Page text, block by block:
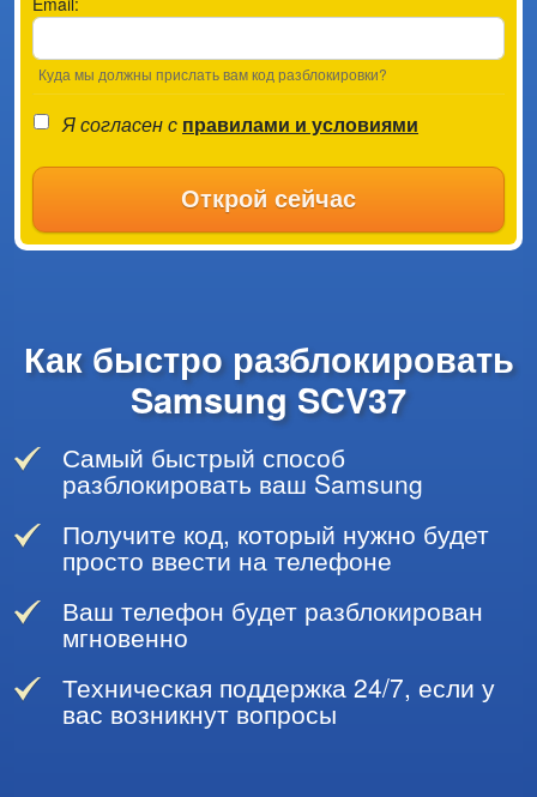
Куда мы должны прислать вам код разблокировки?
Я согласен с правилами и условиями
Открой сейчас
Как быстро разблокировать
Samsung SCV37
Самый быстрый способ
разблокировать ваш Samsung
Получите код, который нужно будет
просто ввести на телефоне
Ваш телефон будет разблокирован
мгновенно
Техническая поддержка 24/7, если у
вас возникнут вопросы